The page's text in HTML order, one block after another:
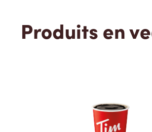
Produits en